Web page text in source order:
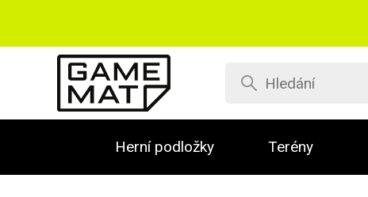
Herní podložky Terény